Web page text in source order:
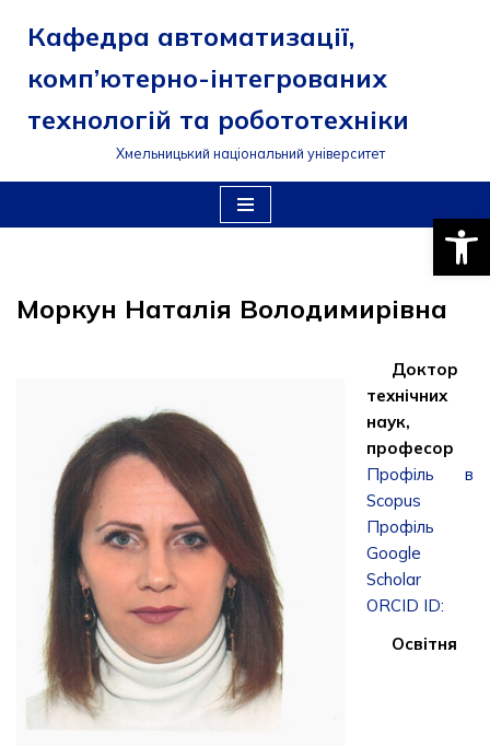
Перейти
до
вмісту
Кафедра автоматизації,
комп’ютерно-інтегрованих
технологій та робототехніки
Хмельницький національний університет
Моркун Наталія Володимирівна
Доктор
технічних
наук,
професор
Профіль в
Scopus
Профіль
Google
Scholar
ORCID ID:
Освітня